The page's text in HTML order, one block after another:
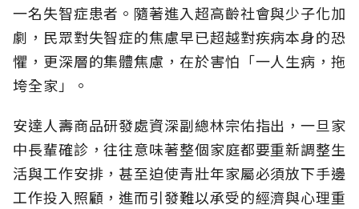
一名失智症患者。隨著進入超高齡社會與少子化加
劇，民眾對失智症的焦慮早已超越對疾病本身的恐
懼，更深層的集體焦慮，在於害怕「一人生病，拖
垮全家」。
安達人壽商品研發處資深副總林宗佑指出，一旦家
中長輩確診，往往意味著整個家庭都要重新調整生
活與工作安排，甚至迫使青壯年家屬必須放下手邊
工作投入照顧，進而引發難以承受的經濟與心理重